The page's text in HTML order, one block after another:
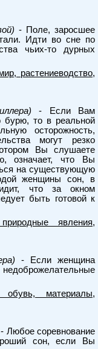
- Поле, заросшее
Идти во сне по
чьих-то дурных
растениеводство,
- Если Вам
бурю, то в реальной
осторожность,
могут резко
Вы слушаете
означает, что Вы
на существующую
женщины сон, в
что за окном
быть готовой к
явления,
- Если женщина
недоброжелательные
материалы,
- Любое соревнование
сон, если Вы